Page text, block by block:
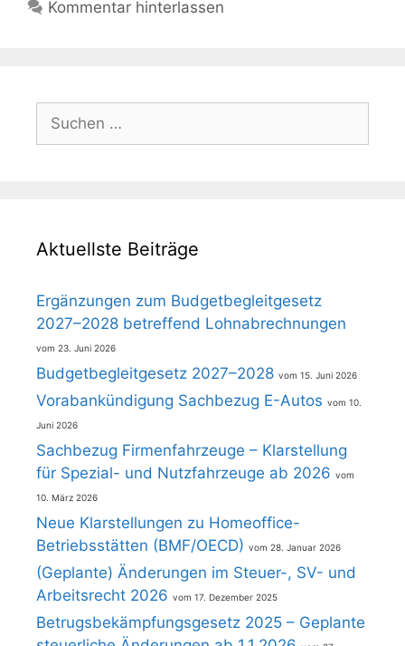
Kommentar hinterlassen
nach:
Aktuellste Beiträge
Ergänzungen zum Budgetbegleitgesetz
2027–2028 betreffend Lohnabrechnungen
23. Juni 2026
Budgetbegleitgesetz 2027–2028 15. Juni 2026
Vorabankündigung Sachbezug E-Autos 10.
Juni 2026
Sachbezug Firmenfahrzeuge – Klarstellung
für Spezial- und Nutzfahrzeuge ab 2026
10. März 2026
Neue Klarstellungen zu Homeoffice-
Betriebsstätten (BMF/OECD)
28. Januar 2026
(Geplante) Änderungen im Steuer-, SV- und
Arbeitsrecht 2026
17. Dezember 2025
Betrugsbekämpfungsgesetz 2025 – Geplante